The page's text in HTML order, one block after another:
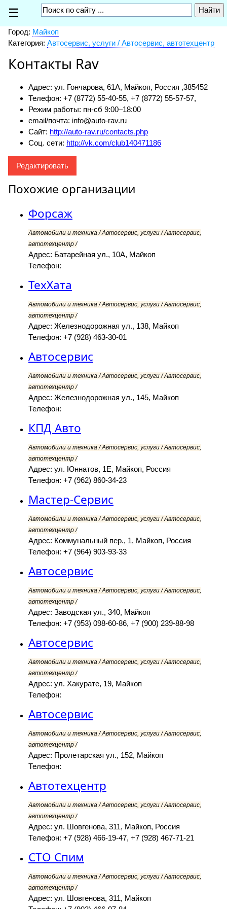
☰
Город: Майкоп
Категория: Автосервис, услуги / Автосервис, автотехцентр
Контакты Rav
Адрес: ул. Гончарова, 61А, Майкоп, Россия ,385452
Телефон: +7 (8772) 55-40-55, +7 (8772) 55-57-57,
Режим работы: пн-сб 9:00–18:00
email/почта: info@auto-rav.ru
Сайт: http://auto-rav.ru/contacts.php
Соц. сети: http://vk.com/club140471186
Редактировать
Похожие организации
Форсаж
Автомобили и техника / Автосервис, услуги / Автосервис,
автотехцентр /
Адрес: Батарейная ул., 10А, Майкоп
Телефон:
ТехХата
Автомобили и техника / Автосервис, услуги / Автосервис,
автотехцентр /
Адрес: Железнодорожная ул., 138, Майкоп
Телефон: +7 (928) 463-30-01
Автосервис
Автомобили и техника / Автосервис, услуги / Автосервис,
автотехцентр /
Адрес: Железнодорожная ул., 145, Майкоп
Телефон:
КПД Авто
Автомобили и техника / Автосервис, услуги / Автосервис,
автотехцентр /
Адрес: ул. Юннатов, 1Е, Майкоп, Россия
Телефон: +7 (962) 860-34-23
Мастер-Сервис
Автомобили и техника / Автосервис, услуги / Автосервис,
автотехцентр /
Адрес: Коммунальный пер., 1, Майкоп, Россия
Телефон: +7 (964) 903-93-33
Автосервис
Автомобили и техника / Автосервис, услуги / Автосервис,
автотехцентр /
Адрес: Заводская ул., 340, Майкоп
Телефон: +7 (953) 098-60-86, +7 (900) 239-88-98
Автосервис
Автомобили и техника / Автосервис, услуги / Автосервис,
автотехцентр /
Адрес: ул. Хакурате, 19, Майкоп
Телефон:
Автосервис
Автомобили и техника / Автосервис, услуги / Автосервис,
автотехцентр /
Адрес: Пролетарская ул., 152, Майкоп
Телефон:
Автотехцентр
Автомобили и техника / Автосервис, услуги / Автосервис,
автотехцентр /
Адрес: ул. Шовгенова, 311, Майкоп, Россия
Телефон: +7 (928) 466-19-47, +7 (928) 467-71-21
СТО Спим
Автомобили и техника / Автосервис, услуги / Автосервис,
автотехцентр /
Адрес: ул. Шовгенова, 311, Майкоп